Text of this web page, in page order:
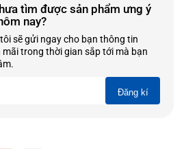
tìm được sản phẩm ưng ý
nay?
sẽ gửi ngay cho bạn thông tin
mãi trong thời gian sắp tới mà bạn
Đăng kí